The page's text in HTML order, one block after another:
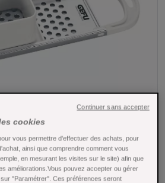
Tap to expand
cookies
vous permettre d'effectuer des achats, pour
ainsi que comprendre comment vous
en mesurant les visites sur le site) afin que
améliorations.Vous pouvez accepter ou gérer
"Paramétrer". Ces préférences seront
Continuer sans accepter